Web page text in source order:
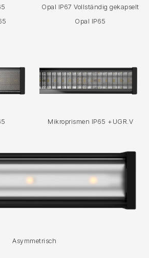
Opal IP67 Vollständig gekapselt
Opal IP65
Mikroprismen IP65 +UGR.V
Asymmetrisch